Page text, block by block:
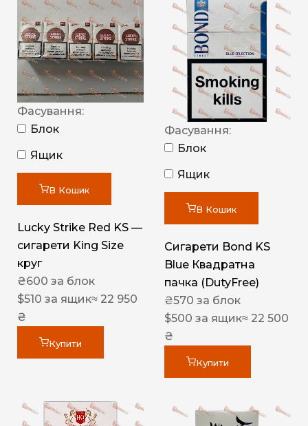
Фасування:
Блок
Ящик
В Кошик
Lucky Strike Red KS —
сигарети King Size
круг
₴600 за блок
$510 за ящик≈ 22 950
₴
Купити
Фасування:
Блок
Ящик
В Кошик
Сигарети Bond KS
Blue Квадратна
пачка (DutyFree)
₴570 за блок
$500 за ящик≈ 22 500
₴
Купити